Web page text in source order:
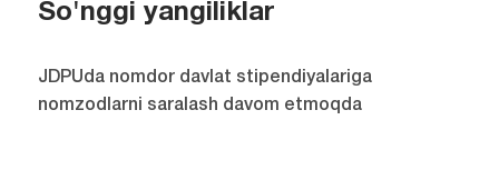
So'nggi yangiliklar
JDPUda nomdor davlat stipendiyalariga
nomzodlarni saralash davom etmoqda